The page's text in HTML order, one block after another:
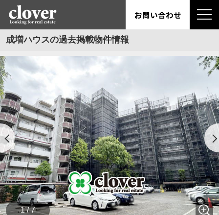
お問い合わせ
成増ハウスの過去掲載物件情報
1 / 7